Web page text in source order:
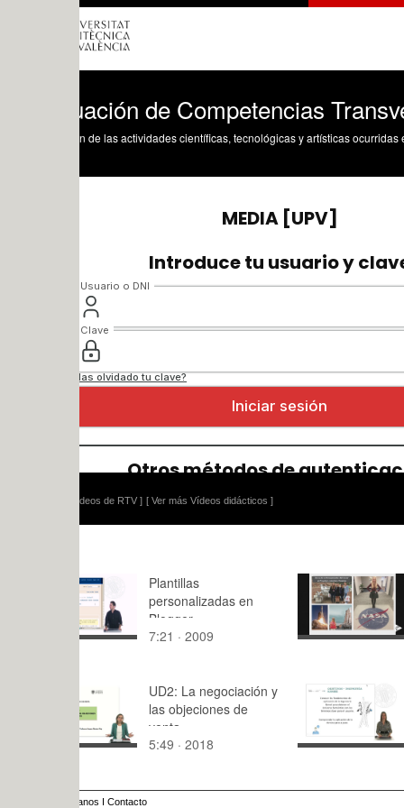
de Competencias Transversales
de las actividades científicas, tecnológicas y artísticas ocurridas en los tres
[ Ver más Vídeos didácticos ]
Plantillas
personalizadas en
Blogger
7:21 · 2009
Angélica
UPV a la
4:30 · 2024
UD2: La negociación y
las objeciones de
venta
5:49 · 2018
Módulo 4:
1:58 · 2011